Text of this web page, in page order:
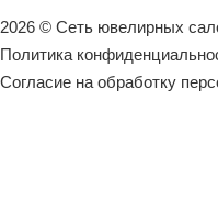
2026 © Сеть ювелирных
Политика
Согласие на обработку